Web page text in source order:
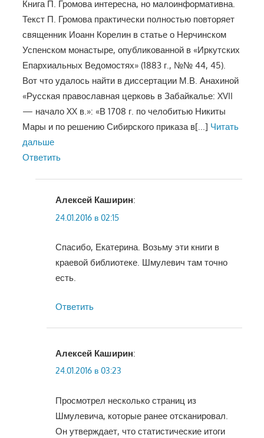
Книга П. Громова интересна, но малоинформативна.
Текст П. Громова практически полностью повторяет
священник Иоанн Корелин в статье о Нерчинском
Успенском монастыре, опубликованной в «Иркутских
Епархиальных Ведомостях» (1883 г., №№ 44, 45).
Вот что удалось найти в диссертации М.В. Анахиной
«Русская православная церковь в Забайкалье: XVII
— начало XX в.»: «В 1708 г. по челобитью Никиты
Мары и по решению Сибирского приказа в[...] Читать
дальше
Ответить
Алексей Каширин:
24.01.2016 в 02:15
Спасибо, Екатерина. Возьму эти книги в
краевой библиотеке. Шмулевич там точно
есть.
Ответить
Алексей Каширин:
24.01.2016 в 03:23
Просмотрел несколько страниц из
Шмулевича, которые ранее отсканировал.
Он утверждает, что статистические итоги